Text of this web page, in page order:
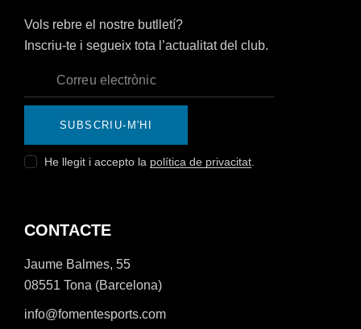
Vols rebre el nostre butlletí?
Inscriu-te i segueix tota l’actualitat del club.
SUBSCRIU-M'HI
He llegit i accepto la política de privacitat
CONTACTE
Jaume Balmes, 55
08551 Tona (Barcelona)
info@fomentesports.com